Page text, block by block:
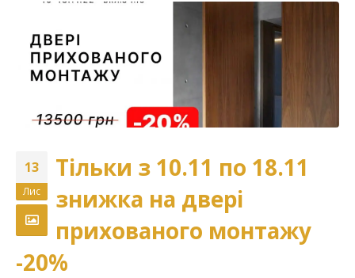
13
Лис
Тільки з 10.11 по 18.11
знижка на двері
прихованого монтажу
-20%